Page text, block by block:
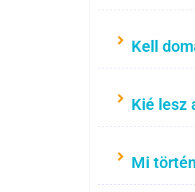
Kell
Kié lesz
Mi